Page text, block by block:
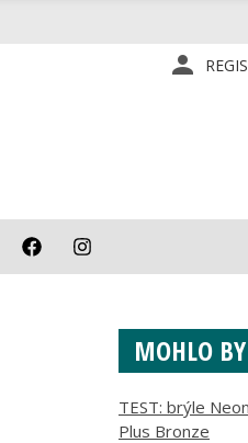
MOHLO
TEST: brýle
Plus Bronze